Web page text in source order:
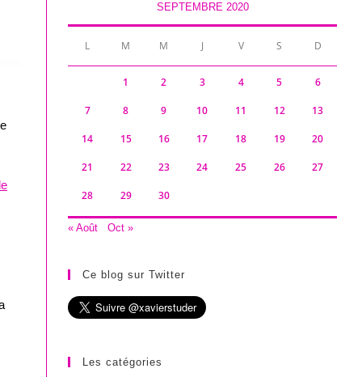
SEPTEMBRE 2020
L M M J V S D
1 2 3 4 5 6
7 8 9 10 11 12 13
14 15 16 17 18 19 20
21 22 23 24 25 26 27
28 29 30
« Août Oct »
Ce blog sur Twitter
Les catégories